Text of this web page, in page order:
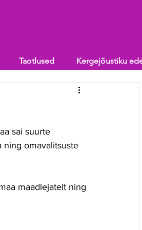
Taotlused Kergejõustiku
sai suurte
ning omavalitsuste
maadlejatelt ning